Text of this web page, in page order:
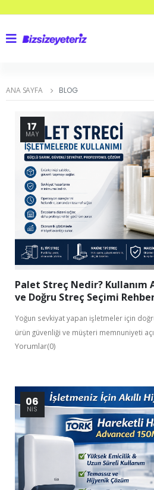
ANA SAYFA BLOG
17
MAY
Palet Streç Nedir? Kullanım
ve Doğru Streç Seçimi
Yoğun sevkiyat yapan işletmeler için
ürün güvenliği ve müşteri memnuniyeti
Yorumlar(0)
06
NIS